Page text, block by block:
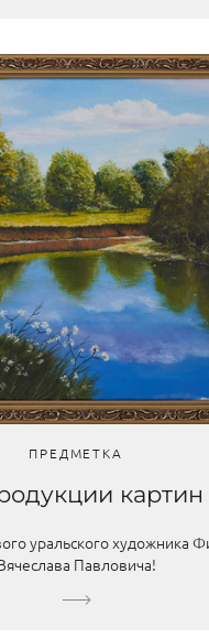
ПРЕДМЕТКА
картин
уральского художника
Павловича!